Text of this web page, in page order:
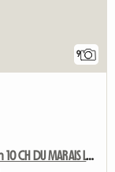
9
HABITACIÓN EN ALQUILER EN CASA SUIZA (181M2) en 10 CH DU MARAIS LONG